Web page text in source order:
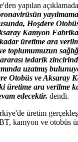
yapılan
Hoşdere
Kamyon
üretime ara
ve toplumumuzun
tedarik
uzatmış
Otobüs ve Aksaray
üretime ara verilme
edecektir. dendi.
üretim
kamyon ve otobüs